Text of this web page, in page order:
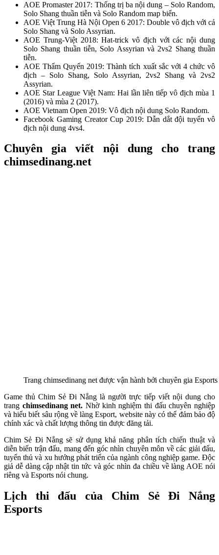
AOE Promaster 2017: Thống trị ba nội dung – Solo Random,
Solo Shang thuần tiễn và Solo Random map biển.
AOE Việt Trung Hà Nội Open 6 2017: Double vô địch với cả
Solo Shang và Solo Assyrian.
AOE Trung-Việt 2018: Hat-trick vô địch với các nội dung
Solo Shang thuần tiễn, Solo Assyrian và 2vs2 Shang thuần
tiễn.
AOE Thẩm Quyến 2019: Thành tích xuất sắc với 4 chức vô
địch – Solo Shang, Solo Assyrian, 2vs2 Shang và 2vs2
Assyrian.
AOE Star League Việt Nam: Hai lần liên tiếp vô địch mùa 1
(2016) và mùa 2 (2017).
AOE Vietnam Open 2019: Vô địch nội dung Solo Random.
Facebook Gaming Creator Cup 2019: Dẫn dắt đội tuyển vô
địch nội dung 4vs4.
Chuyên gia viết nội dung cho trang
chimsedinang.net
Trang chimsedinang net được vận hành bởi chuyên gia Esports
Game thủ Chim Sẻ Đi Nắng là người trực tiếp viết nội dung cho
trang chimsedinang net.Nhờ kinh nghiệm thi đấu chuyên nghiệp
và hiểu biết sâu rộng về làng Esport, website này có thể đảm bảo độ
chính xác và chất lượng thông tin được đăng tải.
Chim Sẻ Đi Nắng sẽ sử dụng khả năng phân tích chiến thuật và
diễn biến trận đấu, mang đến góc nhìn chuyên môn về các giải đấu,
tuyển thủ và xu hướng phát triển của ngành công nghiệp game. Độc
giả dễ dàng cập nhật tin tức và góc nhìn đa chiều về làng AOE nói
riêng và Esports nói chung.
Lịch thi đấu của Chim Sẻ Đi Nắng
Esports